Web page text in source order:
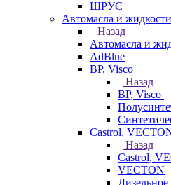
ШРУС
Автомасла и жидкости
Назад
Автомасла и
AdBlue
BP, Visco
Назад
BP, Visco
Castrol,
Назад
Castrol,
VECTON
Дизельное